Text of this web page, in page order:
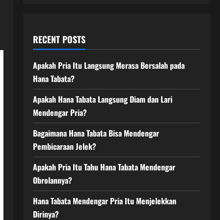
RECENT POSTS
Apakah Pria Itu Langsung Merasa Bersalah pada
Hana Tabata?
Apakah Hana Tabata Langsung Diam dan Lari
Mendengar Pria?
Bagaimana Hana Tabata Bisa Mendengar
Pembicaraan Jelek?
Apakah Pria Itu Tahu Hana Tabata Mendengar
Obrolannya?
Hana Tabata Mendengar Pria Itu Menjelekkan
Dirinya?